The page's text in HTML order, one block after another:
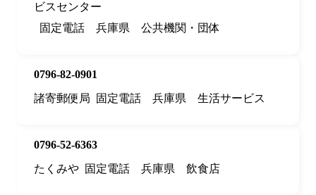
ビスセンター
固定電話
兵庫県 公共機関・団体
0796-82-0901
諸寄郵便局
固定電話 兵庫県 生活サービス
0796-52-6363
たくみや 固定電話 兵庫県 飲食店